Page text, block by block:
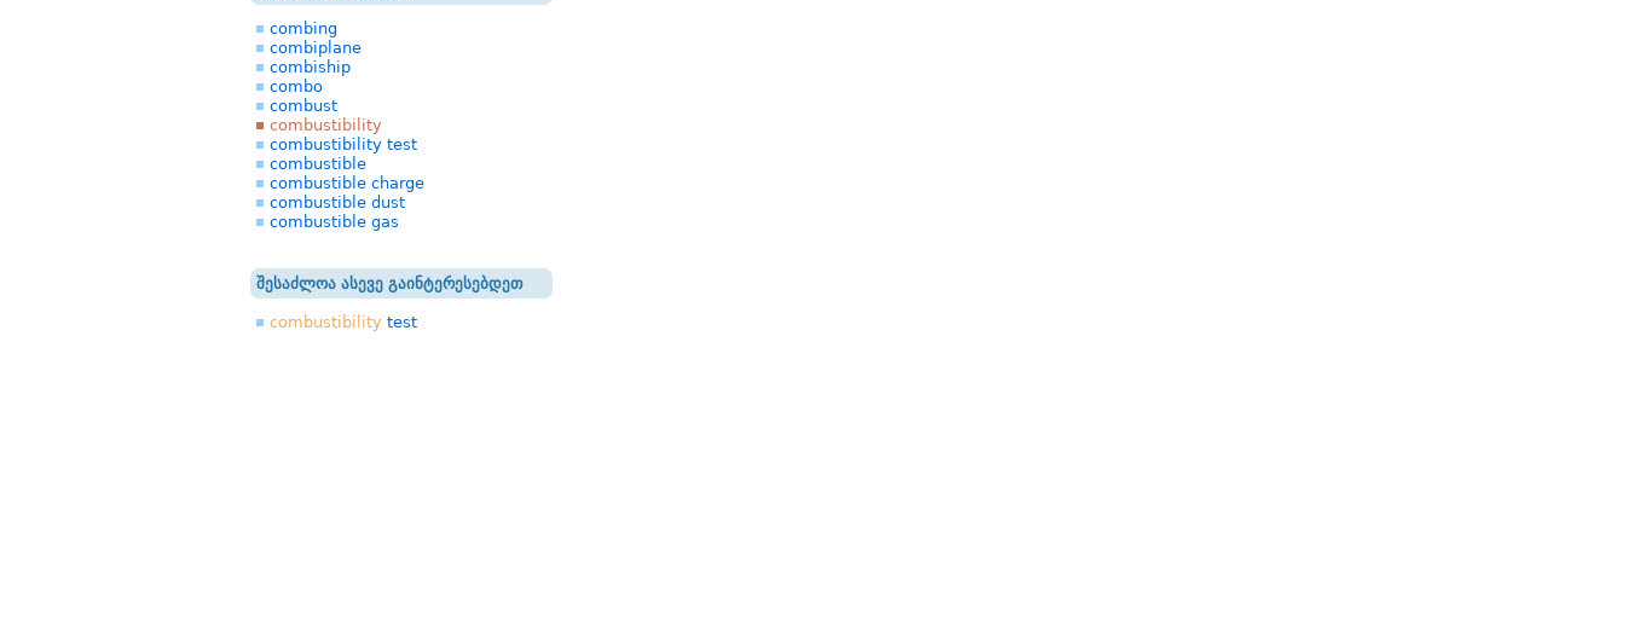
combing
combiplane
combiship
combo
combust
combustibility
combustibility test
combustible
combustible charge
combustible dust
combustible gas
შესაძლოა ასევე გაინტერესებდეთ
combustibility test